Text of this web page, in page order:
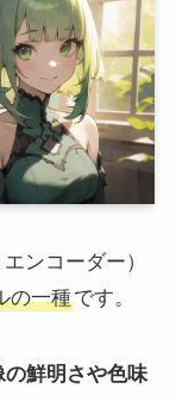
ンコーダー）
の一種です。
鮮明さや色味